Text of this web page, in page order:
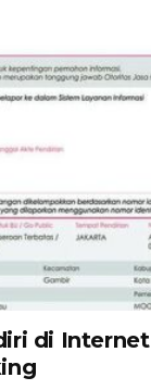
di Internet